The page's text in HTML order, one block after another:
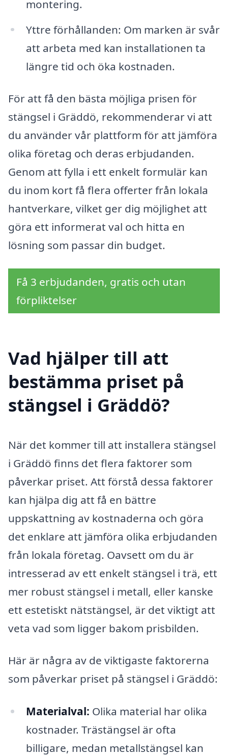
montering.
Yttre förhållanden: Om marken är svår
att arbeta med kan installationen ta
längre tid och öka kostnaden.
För att få den bästa möjliga prisen för
stängsel i Gräddö, rekommenderar vi att
du använder vår plattform för att jämföra
olika företag och deras erbjudanden.
Genom att fylla i ett enkelt formulär kan
du inom kort få flera offerter från lokala
hantverkare, vilket ger dig möjlighet att
göra ett informerat val och hitta en
lösning som passar din budget.
Få 3 erbjudanden, gratis och utan
förpliktelser
Vad hjälper till att
bestämma priset på
stängsel i Gräddö?
När det kommer till att installera stängsel
i Gräddö finns det flera faktorer som
påverkar priset. Att förstå dessa faktorer
kan hjälpa dig att få en bättre
uppskattning av kostnaderna och göra
det enklare att jämföra olika erbjudanden
från lokala företag. Oavsett om du är
intresserad av ett enkelt stängsel i trä, ett
mer robust stängsel i metall, eller kanske
ett estetiskt nätstängsel, är det viktigt att
veta vad som ligger bakom prisbilden.
Här är några av de viktigaste faktorerna
som påverkar priset på stängsel i Gräddö:
Materialval: Olika material har olika
kostnader. Trästängsel är ofta
billigare, medan metallstängsel kan